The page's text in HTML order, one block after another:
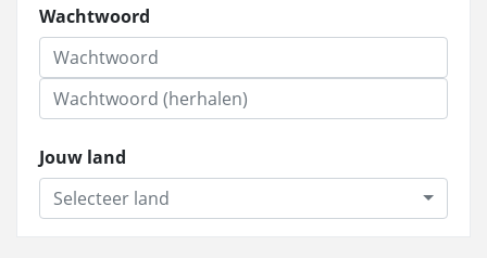
Wachtwoord
Jouw land
Selecteer land